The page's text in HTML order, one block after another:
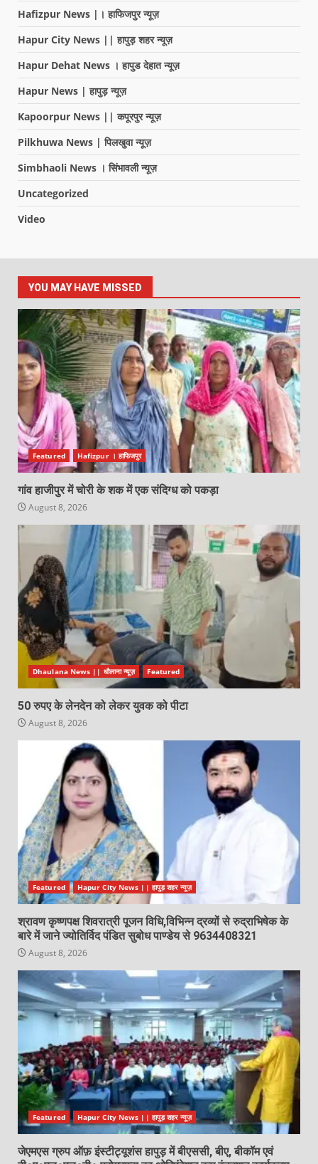
Hafizpur News |। हाफिजपुर न्यूज़
Hapur City News || हापुड़ शहर न्यूज़
Hapur Dehat News । हापुड देहात न्यूज़
Hapur News | हापुड़ न्यूज़
Kapoorpur News || कपूरपुर न्यूज़
Pilkhuwa News | पिलखुवा न्यूज़
Simbhaoli News । सिंभावली न्यूज़
Uncategorized
Video
YOU MAY HAVE MISSED
Featured Hafizpur । हाफिजपुर
गांव हाजीपुर में चोरी के शक में एक संदिग्ध को पकड़ा
August 8, 2026
Dhaulana News || धौलाना न्यूज़ Featured
50 रुपए के लेनदेन को लेकर युवक को पीटा
August 8, 2026
Featured Hapur City News || हापुड़ शहर न्यूज़
श्रावण कृष्णपक्ष शिवरात्री पूजन विधि,विभिन्न द्रव्यों से रुद्राभिषेक के
बारे में जाने ज्योतिर्विद पंडित सुबोध पाण्डेय से 9634408321
August 8, 2026
Featured Hapur City News || हापुड़ शहर न्यूज़
जेएमएस ग्रुप ऑफ़ इंस्टीट्यूशंस हापुड़ में बीएससी, बीए, बीकॉम एवं